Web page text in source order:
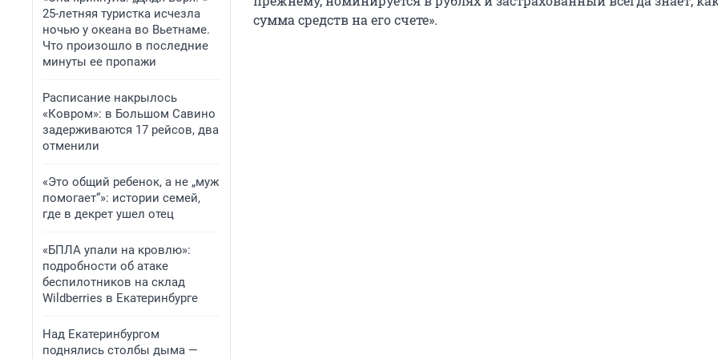
25-летняя туристка исчезла
ночью у океана во Вьетнаме.
Что произошло в последние
минуты ее пропажи
Расписание накрылось
«Ковром»: в Большом Савино
задерживаются 17 рейсов, два
отменили
«Это общий ребенок, а не „муж
помогает“»: истории семей,
где в декрет ушел отец
«БПЛА упали на кровлю»:
подробности об атаке
беспилотников на склад
Wildberries в Екатеринбурге
Над Екатеринбургом
поднялись столбы дыма —
сумма средств на его счете».